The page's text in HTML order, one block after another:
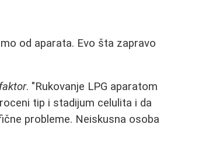
od aparata. Evo šta zapravo
. "Rukovanje LPG aparatom
tip i stadijum celulita i da
probleme. Neiskusna osoba